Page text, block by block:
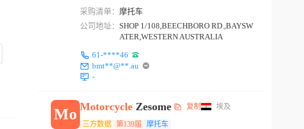
采购清单： 摩托车
公司地址：SHOP 1/108,BEECHBORO RD.,BAYSW
ATER,WESTERN AUSTRALIA
61-****46
bmt**@**.au
-
Mo Motorcycle Zesome 复制 埃及
三方数据 第139届 摩托车